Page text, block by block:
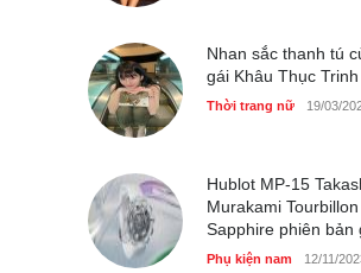
Nhan sắc thanh tú
gái Khâu Thục Trinh
Thời trang nữ 19/03/
Hublot MP-15
Murakami Tourbillon
Sapphire phiên bản
Phụ kiện nam 12/11/